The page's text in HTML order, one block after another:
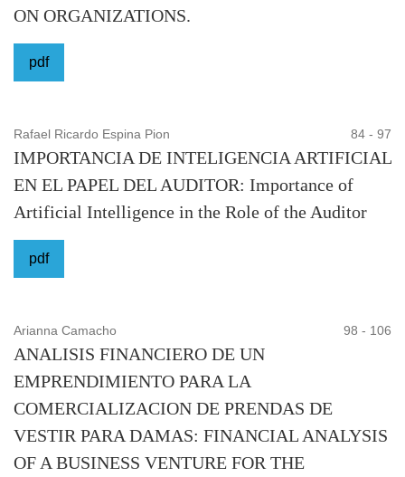
ON ORGANIZATIONS.
pdf
Rafael Ricardo Espina Pion 84 - 97
IMPORTANCIA DE INTELIGENCIA ARTIFICIAL
EN EL PAPEL DEL AUDITOR: Importance of
Artificial Intelligence in the Role of the Auditor
pdf
Arianna Camacho 98 - 106
ANALISIS FINANCIERO DE UN
EMPRENDIMIENTO PARA LA
COMERCIALIZACION DE PRENDAS DE
VESTIR PARA DAMAS: FINANCIAL ANALYSIS
OF A BUSINESS VENTURE FOR THE